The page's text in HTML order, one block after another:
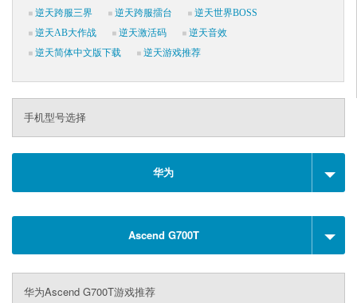
逆天跨服三界
逆天跨服擂台
逆天世界BOSS
逆天AB大作战
逆天激活码
逆天音效
逆天简体中文版下载
逆天游戏推荐
手机型号选择
华为
Ascend G700T
华为Ascend G700T游戏推荐